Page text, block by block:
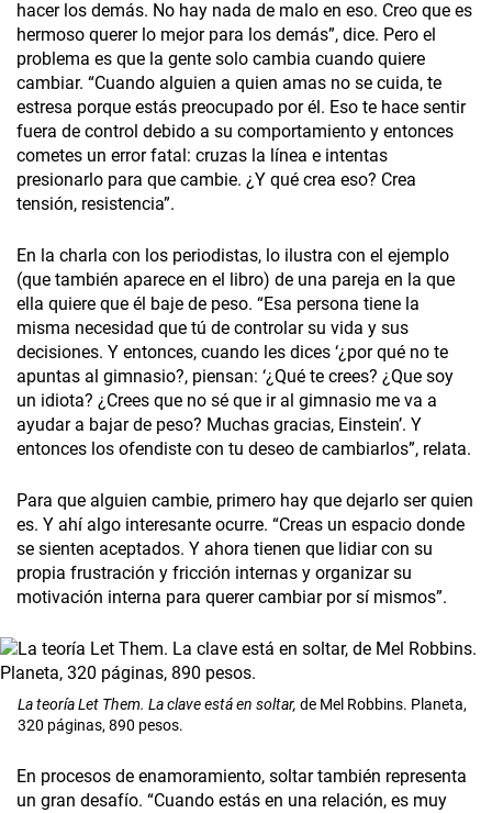
hacer los demás. No hay nada de malo en eso. Creo que es
hermoso querer lo mejor para los demás”, dice. Pero el
problema es que la gente solo cambia cuando quiere
cambiar. “Cuando alguien a quien amas no se cuida, te
estresa porque estás preocupado por él. Eso te hace sentir
fuera de control debido a su comportamiento y entonces
cometes un error fatal: cruzas la línea e intentas
presionarlo para que cambie. ¿Y qué crea eso? Crea
tensión, resistencia”.
En la charla con los periodistas, lo ilustra con el ejemplo
(que también aparece en el libro) de una pareja en la que
ella quiere que él baje de peso. “Esa persona tiene la
misma necesidad que tú de controlar su vida y sus
decisiones. Y entonces, cuando les dices ‘¿por qué no te
apuntas al gimnasio?, piensan: ‘¿Qué te crees? ¿Que soy
un idiota? ¿Crees que no sé que ir al gimnasio me va a
ayudar a bajar de peso? Muchas gracias, Einstein’. Y
entonces los ofendiste con tu deseo de cambiarlos”, relata.
Para que alguien cambie, primero hay que dejarlo ser quien
es. Y ahí algo interesante ocurre. “Creas un espacio donde
se sienten aceptados. Y ahora tienen que lidiar con su
propia frustración y fricción internas y organizar su
motivación interna para querer cambiar por sí mismos”.
La teoría Let Them. La clave está en soltar, de Mel Robbins. Planeta,
320 páginas, 890 pesos.
En procesos de enamoramiento, soltar también representa
un gran desafío. “Cuando estás en una relación, es muy